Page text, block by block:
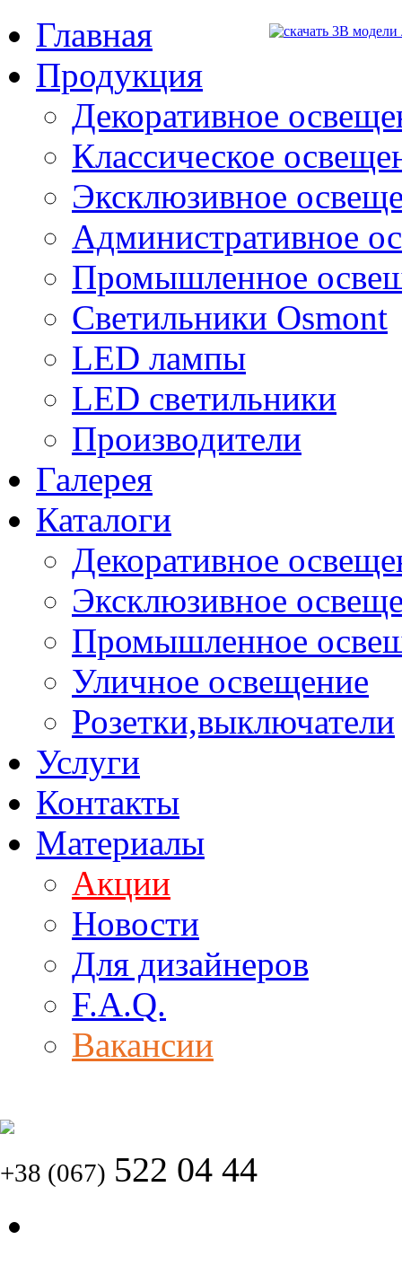
Главная
Продукция
Декоративное
Классическое
Эксклюзивное
Административное
Промышленное
Светильники Osmont
LED лампы
LED светильники
Производители
Галерея
Каталоги
Декоративное
Эксклюзивное
Промышленное
Уличное освещение
Розетки,выключатели
Услуги
Контакты
Материалы
Акции
Новости
Для дизайнеров
F.A.Q.
Вакансии
+38 (067) 522 04 44